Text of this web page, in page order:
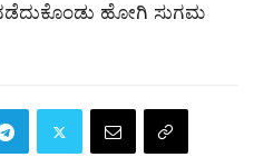
ಹೋಗಿ ಸುಗಮ